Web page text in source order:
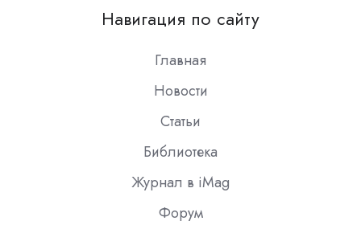
Slack
Навигация по сайту
Главная
Новости
Статьи
Библиотека
Журнал в iMag
Форум